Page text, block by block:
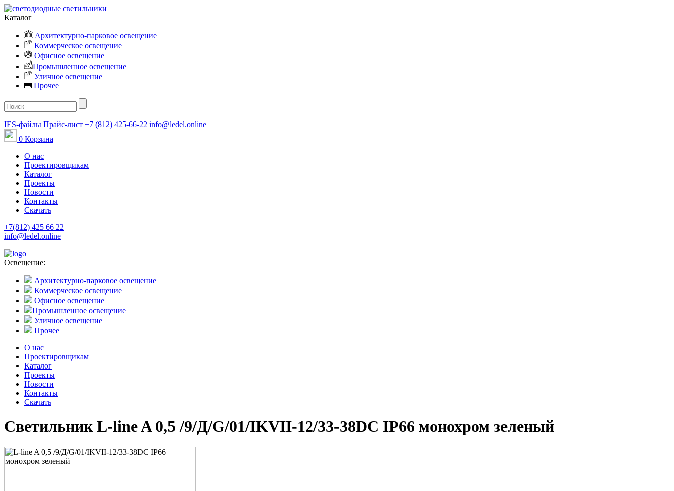
Каталог
Архитектурно-парковое освещение
Коммерческое освещение
Офисное освещение
Промышленное освещение
Уличное освещение
Прочее
IES-файлы Прайс-лист +7 (812) 425-66-22 info@ledel.online
0 Корзина
О нас
Проектировщикам
Каталог
Проекты
Новости
Контакты
Скачать
+7(812) 425 66 22
info@ledel.online
Освещение:
Архитектурно-парковое освещение
Коммерческое освещение
Офисное освещение
Промышленное освещение
Уличное освещение
Прочее
О нас
Проектировщикам
Каталог
Проекты
Новости
Контакты
Скачать
Светильник L-line A 0,5 /9/Д/G/01/IKVII-12/33-38DC IP66 монохром зеленый